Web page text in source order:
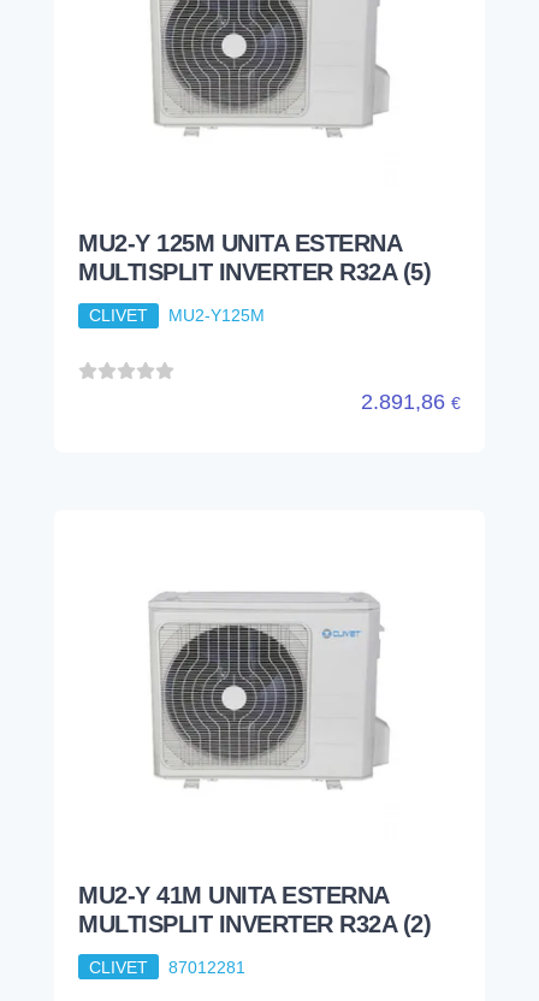
MU2-Y 125M UNITA ESTERNA
MULTISPLIT INVERTER R32A (5)
CLIVET MU2-Y125M
2.891,86 €
MU2-Y 41M UNITA ESTERNA
MULTISPLIT INVERTER R32A (2)
CLIVET 87012281